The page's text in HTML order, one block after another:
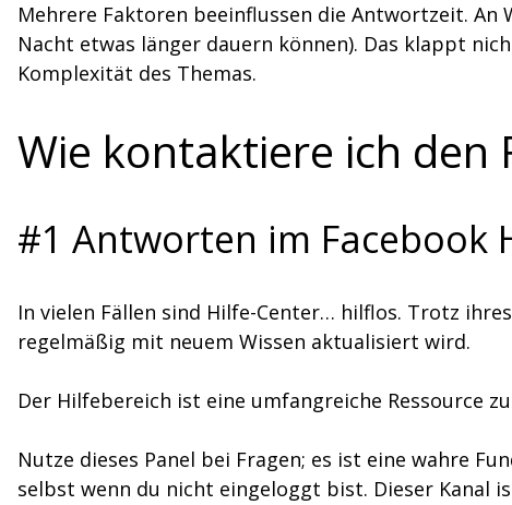
Mehrere Faktoren beeinflussen die Antwortzeit.
Nacht etwas länger dauern können). Das klappt
Komplexität des Themas.
Wie kontaktiere ich den
#1 Antworten im Facebook
In vielen Fällen sind Hilfe-Center… hilflos. Trotz
regelmäßig mit neuem Wissen aktualisiert wird.
Der Hilfebereich ist eine umfangreiche Ressource
Nutze dieses Panel bei Fragen; es ist eine wahre
selbst wenn du nicht eingeloggt bist. Dieser Kanal